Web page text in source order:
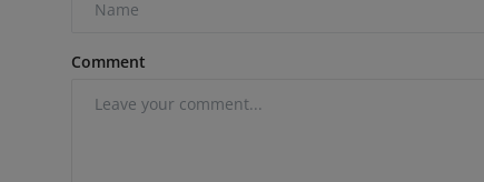
Comment